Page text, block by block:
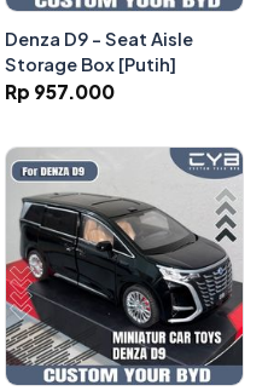
Denza D9 - Seat Aisle
Storage Box [Putih]
Rp 957.000